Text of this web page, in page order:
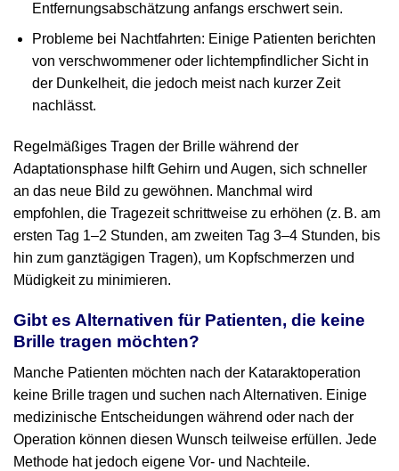
Entfernungsabschätzung anfangs erschwert sein.
Probleme bei Nachtfahrten: Einige Patienten berichten
von verschwommener oder lichtempfindlicher Sicht in
der Dunkelheit, die jedoch meist nach kurzer Zeit
nachlässt.
Regelmäßiges Tragen der Brille während der
Adaptationsphase hilft Gehirn und Augen, sich schneller
an das neue Bild zu gewöhnen. Manchmal wird
empfohlen, die Tragezeit schrittweise zu erhöhen (z. B. am
ersten Tag 1–2 Stunden, am zweiten Tag 3–4 Stunden, bis
hin zum ganztägigen Tragen), um Kopfschmerzen und
Müdigkeit zu minimieren.
Gibt es Alternativen für Patienten, die keine
Brille tragen möchten?
Manche Patienten möchten nach der Kataraktoperation
keine Brille tragen und suchen nach Alternativen. Einige
medizinische Entscheidungen während oder nach der
Operation können diesen Wunsch teilweise erfüllen. Jede
Methode hat jedoch eigene Vor- und Nachteile.